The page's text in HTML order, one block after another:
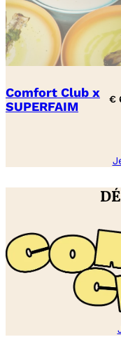
Comfort Club x
SUPERFAIM
€